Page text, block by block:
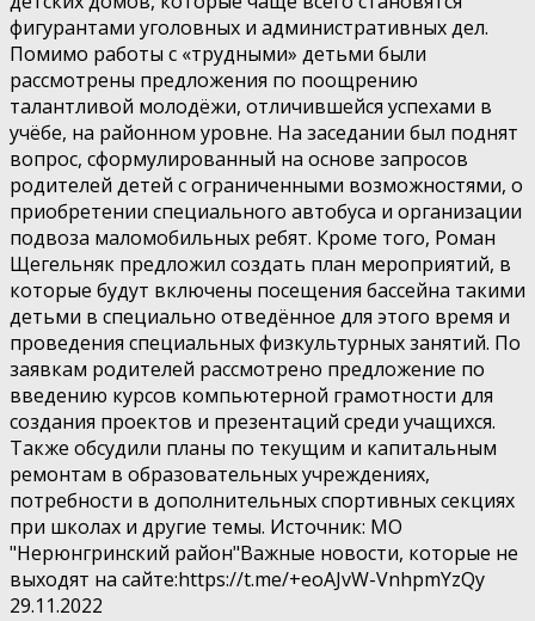
фигурантами уголовных и административных дел.
Помимо работы с «трудными» детьми были
рассмотрены предложения по поощрению
талантливой молодёжи, отличившейся успехами в
учёбе, на районном уровне. На заседании был поднят
вопрос, сформулированный на основе запросов
родителей детей с ограниченными возможностями, о
приобретении специального автобуса и организации
подвоза маломобильных ребят. Кроме того, Роман
Щегельняк предложил создать план мероприятий, в
которые будут включены посещения бассейна такими
детьми в специально отведённое для этого время и
проведения специальных физкультурных занятий. По
заявкам родителей рассмотрено предложение по
введению курсов компьютерной грамотности для
создания проектов и презентаций среди учащихся.
Также обсудили планы по текущим и капитальным
ремонтам в образовательных учреждениях,
потребности в дополнительных спортивных секциях
при школах и другие темы. Источник: МО
"Нерюнгринский район"Важные новости, которые не
выходят на сайте:https://t.me/+eoAJvW-VnhpmYzQy
29.11.2022